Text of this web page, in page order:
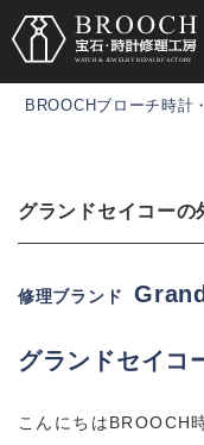
BROOCHブローチ時計
グランドセイコーの
修理ブランド
グランドセイコ
こんにちはBROOCH